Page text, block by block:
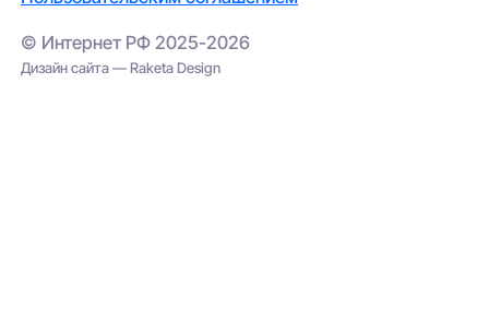
© Интернет РФ 2025-2026
Дизайн сайта — Raketa Design